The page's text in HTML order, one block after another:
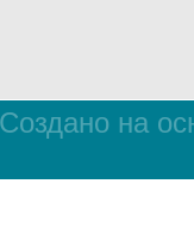
Создано на